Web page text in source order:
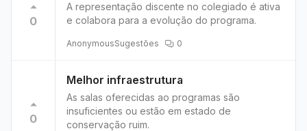
0
A representação discente no colegiado é ativa
e colabora para a evolução do programa.
AnonymousSugestões 0
0
Melhor infraestrutura
As salas oferecidas ao programas são
insuficientes ou estão em estado de
conservação ruim.